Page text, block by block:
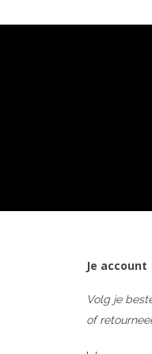
Je account
Volg je
of